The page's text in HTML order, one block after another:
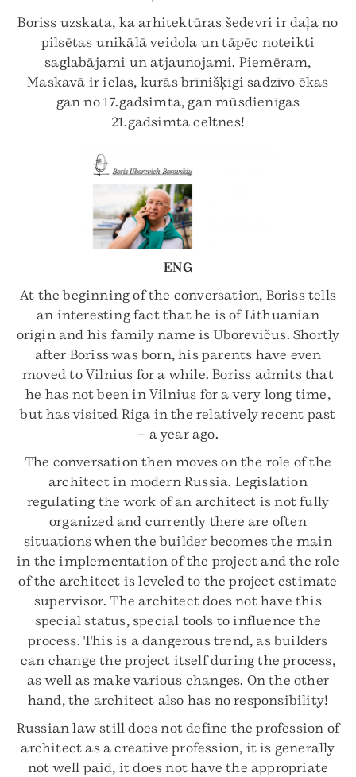
Boriss uzskata, ka arhitektūras šedevri ir daļa no
pilsētas unikālā veidola un tāpēc noteikti
saglabājami un atjaunojami. Piemēram,
Maskavā ir ielas, kurās brīnišķīgi sadzīvo ēkas
gan no 17.gadsimta, gan mūsdienīgas
21.gadsimta celtnes!
ENG
At the beginning of the conversation, Boriss tells
an interesting fact that he is of Lithuanian
origin and his family name is Uborevičus. Shortly
after Boriss was born, his parents have even
moved to Vilnius for a while. Boriss admits that
he has not been in Vilnius for a very long time,
but has visited Riga in the relatively recent past
– a year ago.
The conversation then moves on the role of the
architect in modern Russia. Legislation
regulating the work of an architect is not fully
organized and currently there are often
situations when the builder becomes the main
in the implementation of the project and the role
of the architect is leveled to the project estimate
supervisor. The architect does not have this
special status, special tools to influence the
process. This is a dangerous trend, as builders
can change the project itself during the process,
as well as make various changes. On the other
hand, the architect also has no responsibility!
Russian law still does not define the profession of
architect as a creative profession, it is generally
not well paid, it does not have the appropriate